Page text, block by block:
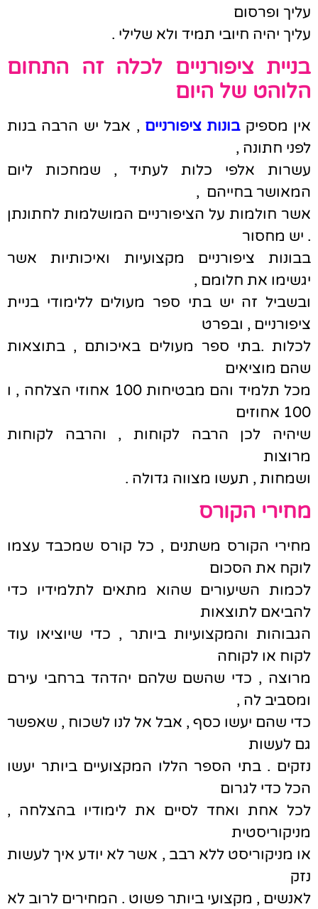
עליך ופרסום
עליך יהיה חיובי תמיד ולא שלילי .
בניית ציפורניים לכלה זה התחום
הלוהט של היום
אין מספיקבונות ציפורניים , אבל יש הרבה בנות
לפני חתונה ,
עשרות אלפי כלות לעתיד , שמחכות ליום
המאושר בחייהם ,
אשר חולמות על הציפורניים המושלמות לחתונתן
. יש מחסור
בבונות ציפורניים מקצועיות ואיכותיות אשר
יגשימו את חלומם ,
ובשביל זה יש בתי ספר מעולים ללימודי בניית
ציפורניים , ובפרט
לכלות .בתי ספר מעולים באיכותם , בתוצאות
שהם מוציאים
מכל תלמיד והם מבטיחות 100 אחוזי הצלחה , ו
100 אחוזים
שיהיה לכן הרבה לקוחות , והרבה לקוחות
מרוצות
ושמחות , תעשו מצווה גדולה .
מחירי הקורס
מחירי הקורס משתנים , כל קורס שמכבד עצמו
לוקח את הסכום
לכמות השיעורים שהוא מתאים לתלמידיו כדי
להביאם לתוצאות
הגבוהות והמקצועיות ביותר , כדי שיוציאו עוד
לקוח או לקוחה
מרוצה , כדי שהשם שלהם יהדהד ברחבי עירם
ומסביב לה ,
כדי שהם יעשו כסף , אבל אל לנו לשכוח , שאפשר
גם לעשות
נזקים . בתי הספר הללו המקצועיים ביותר יעשו
הכל כדי לגרום
לכל אחת ואחד לסיים את לימודיו בהצלחה ,
מניקוריסטית
או מניקוריסט ללא רבב , אשר לא יודע איך לעשות
נזק
לאנשים , מקצועי ביותר פשוט . המחירים לרוב לא